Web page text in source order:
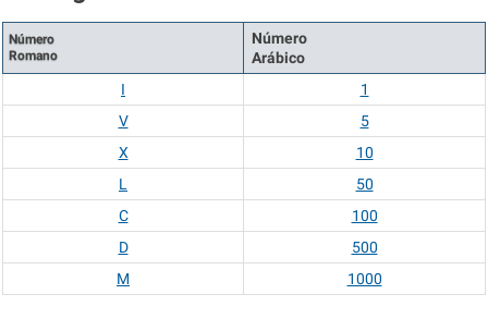
Número
Romano
Número
Arábico
I
1
V
5
X
10
L
50
C
100
D
500
M
1000